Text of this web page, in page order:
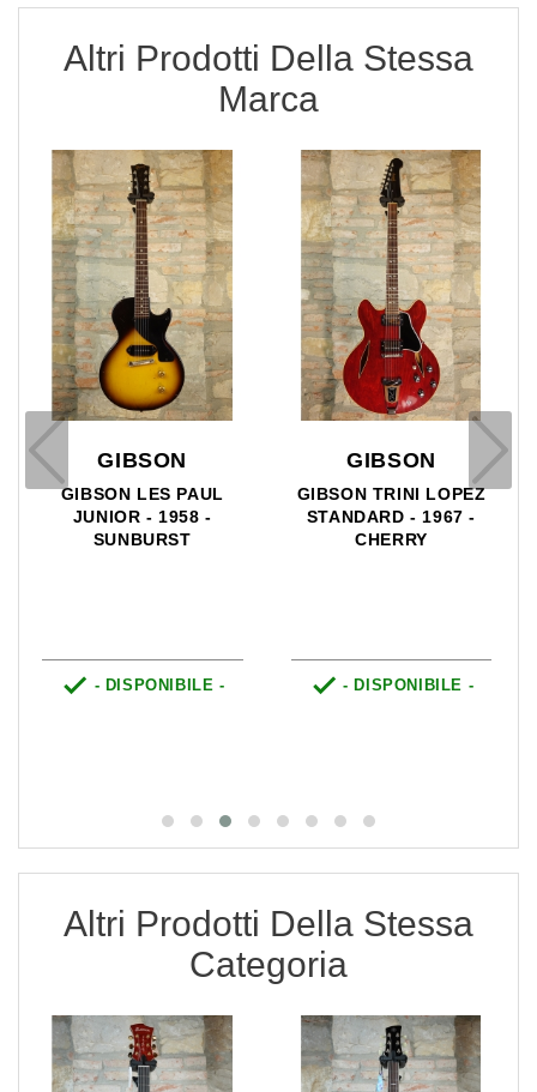
Altri Prodotti Della Stessa
Marca
GIBSON
GIBSON LES PAUL
JUNIOR - 1958 -
SUNBURST
 - DISPONIBILE -
GIBSON
GIBSON TRINI LOPEZ
STANDARD - 1967 -
CHERRY
 - DISPONIBILE -
Altri Prodotti Della Stessa
Categoria